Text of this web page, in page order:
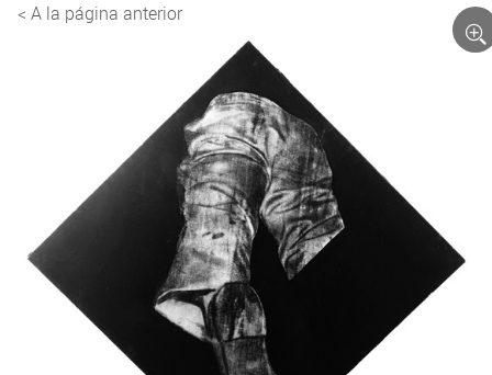
< A la página anterior